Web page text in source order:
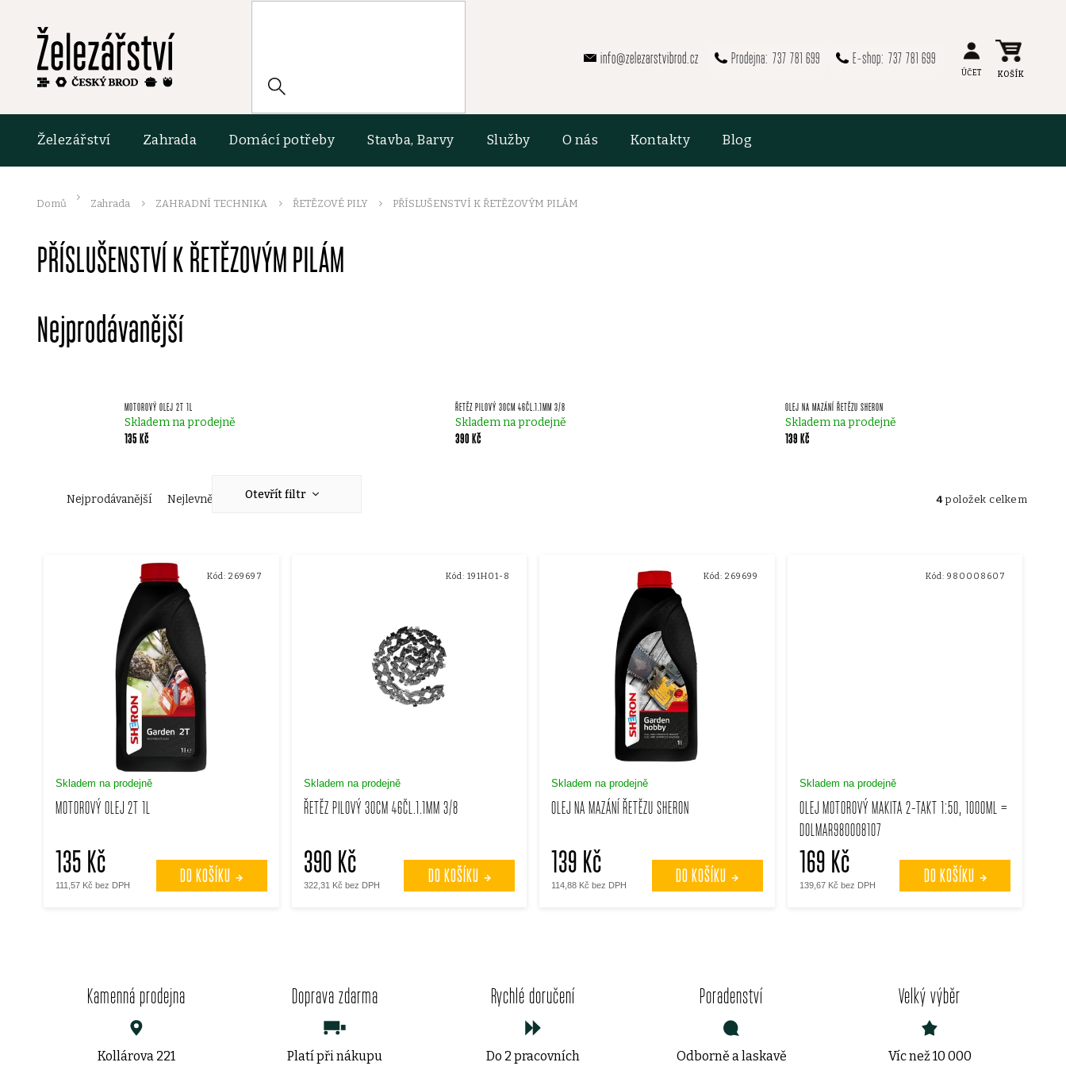
737 781 699
737 781 699
info@zelezarstvibrod.cz
HLEDAT
Železářství Zahrada Domácí potřeby Stavba, Barvy Služby O nás Kontakty Blog
Domů Zahrada ZAHRADNÍ TECHNIKA ŘETĚZOVÉ PILY PŘÍSLUŠENSTVÍ K ŘETĚZOVÝM PILÁM
PŘÍSLUŠENSTVÍ K ŘETĚZOVÝM PILÁM
Nejprodávanější
MOTOROVÝ OLEJ 2T 1L
Skladem na prodejně
135 Kč
ŘETĚZ PILOVÝ 30CM 46ČL.1.1MM 3/8
Skladem na prodejně
390 Kč
OLEJ NA MAZÁNÍ ŘETĚZU SHERON
Skladem na prodejně
139 Kč
Ř
r
o
d
u
Nejprodávanější Nejlevnější Nejdražší Abecedně 4položek celkem
Otevřít filtr
MOTOROVÝ OLEJ 2T 1L
Skladem na prodejně
111,57 Kč bez DPH
135 Kč DO KOŠÍKU
Kód: 269697
ŘETĚZ PILOVÝ 30CM 46ČL.1.1MM 3/8
Skladem na prodejně
322,31 Kč bez DPH
390 Kč DO KOŠÍKU
Kód: 191H01-8
OLEJ NA MAZÁNÍ ŘETĚZU SHERON
Skladem na prodejně
114,88 Kč bez DPH
139 Kč DO KOŠÍKU
Kód: 269699
OLEJ MOTOROVÝ MAKITA 2-TAKT 1:50, 1000ML =
DOLMAR980008107
Skladem na prodejně
139,67 Kč bez DPH
169 Kč DO KOŠÍKU
Kód: 980008607
v
l
á
Kamenná prodejna
Kollárova 221
Doprava zdarma
Platí při nákupu
Rychlé doručení
Do 2 pracovních
Poradenství
Odborně a laskavě
Velký výběr
Víc než 10 000